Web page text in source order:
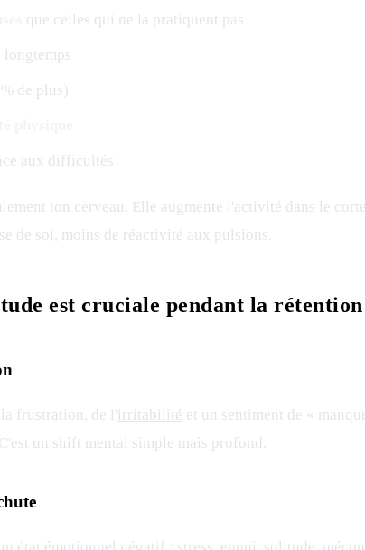
que celles qui ne la pratiquent pas
longtemps
de plus)
aux difficultés
ton cerveau. Elle augmente l'activité dans le
de soi, moins de réactivité aux pulsions.
est cruciale pendant la rétention
frustration, de l'irritabilité et un sentiment de «
un shift mental simple mais profond.